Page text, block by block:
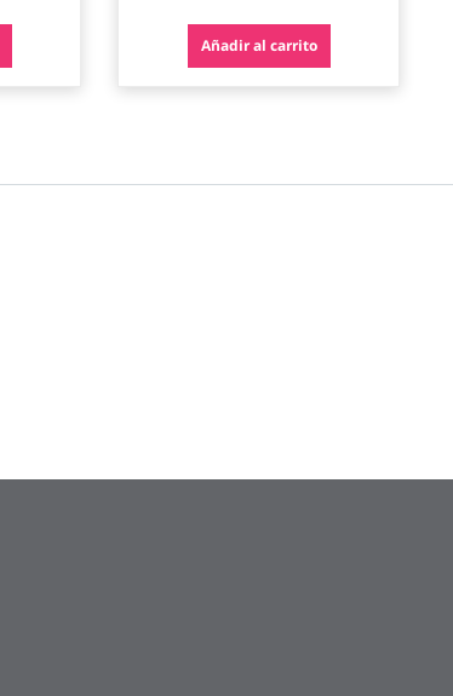
Añadir al carrito